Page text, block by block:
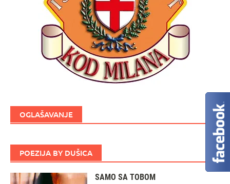
OGLAŠAVANJE
POEZIJA BY DUŠICA
SAMO SA TOBOM